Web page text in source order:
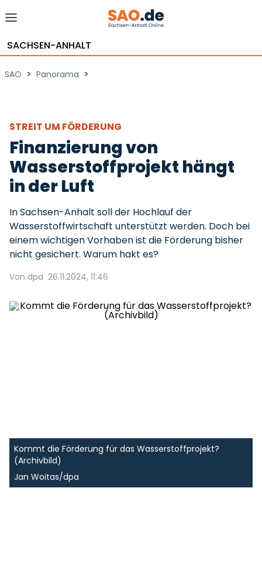
SACHSEN-ANHALT
SAO > Panorama >
STREIT UM FÖRDERUNG
Finanzierung von
Wasserstoffprojekt hängt
in der Luft
In Sachsen-Anhalt soll der Hochlauf der
Wasserstoffwirtschaft unterstützt werden. Doch bei
einem wichtigen Vorhaben ist die Förderung bisher
nicht gesichert. Warum hakt es?
Von dpa 26.11.2024, 11:46
Kommt die Förderung für das Wasserstoffprojekt?
(Archivbild)
Jan Woitas/dpa